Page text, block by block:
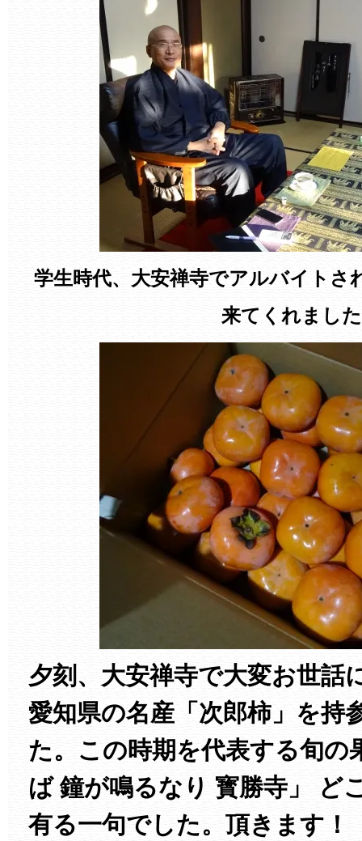
学生時代、大安禅寺でアルバイトさ
来てくれまし
夕刻、大安禅寺で大変お世話
愛知県の名産「次郎柿」を持
た。この時期を代表する旬の
ば 鐘が鳴るなり 寳勝寺」 ど
有る一句でした。頂きます